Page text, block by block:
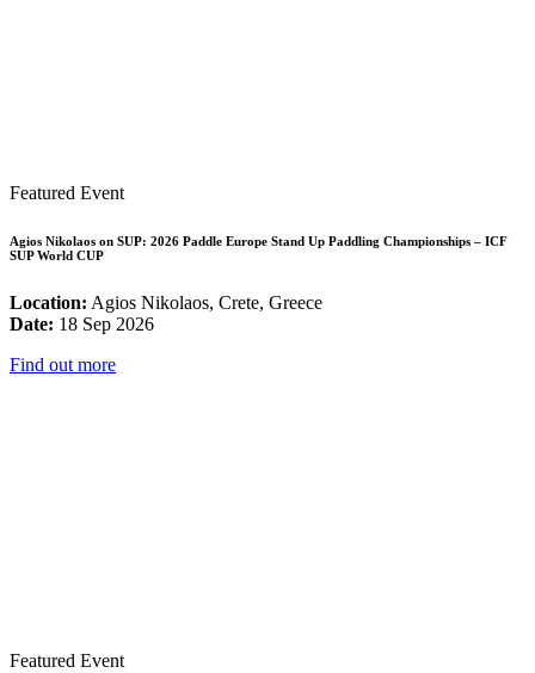
Featured Event
Agios Nikolaos on SUP: 2026 Paddle Europe Stand Up Paddling Championships – ICF
SUP World CUP
Location: Agios Nikolaos, Crete, Greece
Date: 18 Sep 2026
Find out more
Featured Event